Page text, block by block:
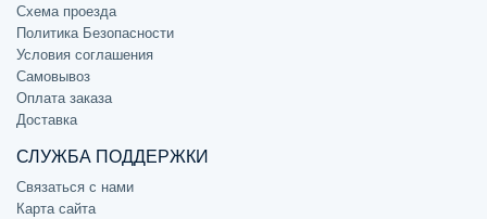
Схема проезда
Политика Безопасности
Условия соглашения
Самовывоз
Оплата заказа
Доставка
СЛУЖБА ПОДДЕРЖКИ
Связаться с нами
Карта сайта